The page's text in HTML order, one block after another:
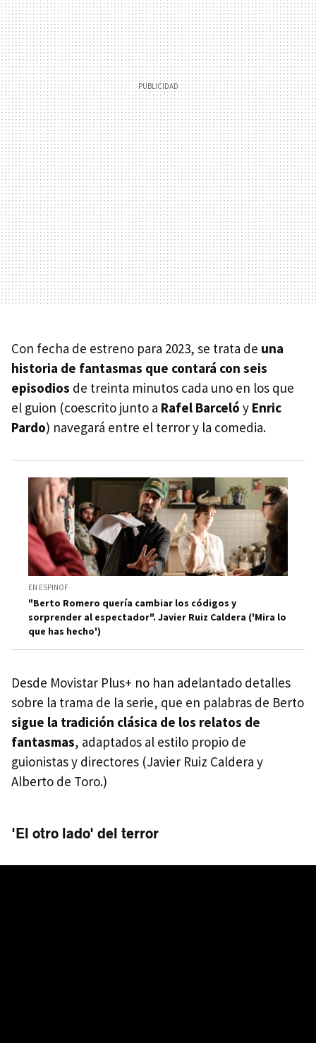
Con fecha de estreno para 2023, se trata de una
historia de fantasmas que contará con seis
episodios de treinta minutos cada uno en los que
el guion (coescrito junto a Rafel Barceló y Enric
Pardo) navegará entre el terror y la comedia.
EN ESPINOF
"Berto Romero quería cambiar los códigos y
sorprender al espectador". Javier Ruiz Caldera ('Mira lo
que has hecho')
Desde Movistar Plus+ no han adelantado detalles
sobre la trama de la serie, que en palabras de Berto
sigue la tradición clásica de los relatos de
fantasmas, adaptados al estilo propio de
guionistas y directores (Javier Ruiz Caldera y
Alberto de Toro.)
'El otro lado' del terror